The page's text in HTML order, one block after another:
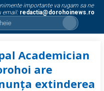
importante va rugam sa ne
email: redactia@dorohoinews.ro
Academician
are
extinderea